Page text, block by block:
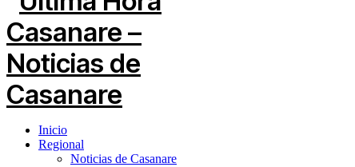
Inicio
Regional
Noticias de Casanare